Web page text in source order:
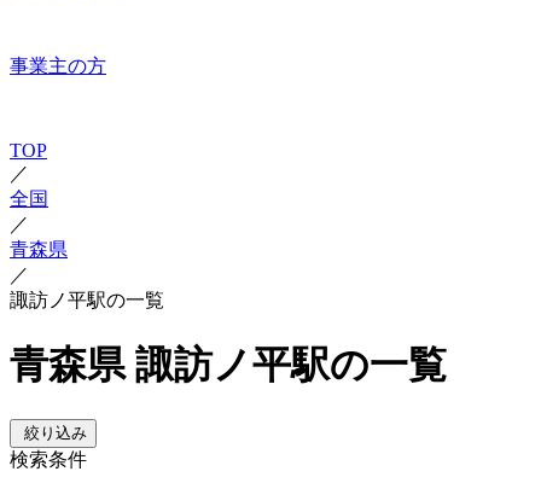
事業主の方
TOP
／
全国
／
青森県
／
諏訪ノ平駅の一覧
青森県 諏訪ノ平駅の一覧
絞り込み
検索条件